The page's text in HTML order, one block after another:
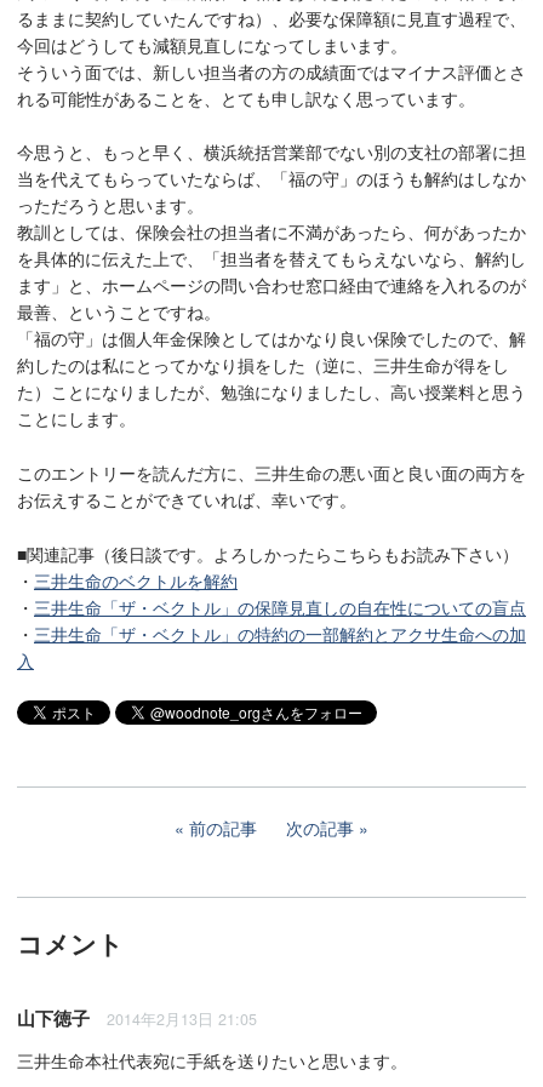
るままに契約していたんですね）、必要な保障額に見直す過程で、
今回はどうしても減額見直しになってしまいます。
そういう面では、新しい担当者の方の成績面ではマイナス評価とさ
れる可能性があることを、とても申し訳なく思っています。
今思うと、もっと早く、横浜統括営業部でない別の支社の部署に担
当を代えてもらっていたならば、「福の守」のほうも解約はしなか
っただろうと思います。
教訓としては、保険会社の担当者に不満があったら、何があったか
を具体的に伝えた上で、「担当者を替えてもらえないなら、解約し
ます」と、ホームページの問い合わせ窓口経由で連絡を入れるのが
最善、ということですね。
「福の守」は個人年金保険としてはかなり良い保険でしたので、解
約したのは私にとってかなり損をした（逆に、三井生命が得をし
た）ことになりましたが、勉強になりましたし、高い授業料と思う
ことにします。
このエントリーを読んだ方に、三井生命の悪い面と良い面の両方を
お伝えすることができていれば、幸いです。
■関連記事（後日談です。よろしかったらこちらもお読み下さい）
・ 三井生命のベクトルを解約
・ 三井生命「ザ・ベクトル」の保障見直しの自在性についての盲点
・ 三井生命「ザ・ベクトル」の特約の一部解約とアクサ生命への加
入
前の記事 次の記事
コメント
山下徳子 2014年2月13日 21:05
三井生命本社代表宛に手紙を送りたいと思います。